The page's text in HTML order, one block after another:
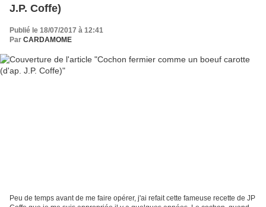
J.P. Coffe)
Publié le 18/07/2017 à 12:41
Par CARDAMOME
Peu de temps avant de me faire opérer, j'ai refait cette fameuse recette de JP